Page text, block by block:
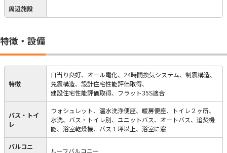
周辺施設
特徴・設備
特徴
日当り良好、オール電化、24時間換気システム、制震構造、
免震構造、設計住宅性能評価取得、
建設住宅性能評価取得、フラット35S適合
バス・トイ
レ
ウォシュレット、温水洗浄便座、暖房便座、トイレ２ヶ所、
水洗、バス・トイレ別、ユニットバス、オートバス、追焚機
能、浴室乾燥機、バス１坪以上、浴室に窓
バルコニ
ルーフバルコニー